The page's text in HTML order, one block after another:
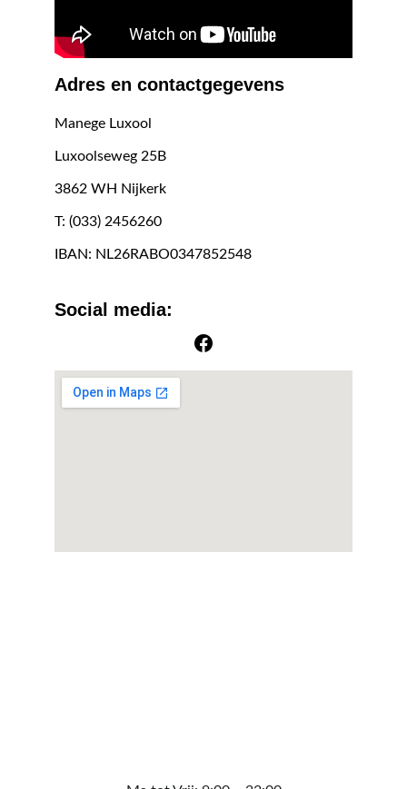
Adres en contactgegevens
Manege Luxool
Luxoolseweg 25B
3862 WH Nijkerk
T: (033) 2456260
IBAN: NL26RABO0347852548
Social media: